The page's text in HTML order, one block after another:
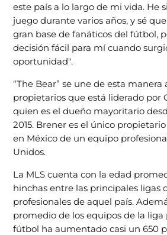
este país a lo largo de mi vida. He
juego durante varios años, y sé
gran base de fanáticos del fútbol,
decisión fácil para mí cuando
oportunidad".
“The Bear” se une de esta
propietarios que está liderado por
quien es el dueño mayoritario
2015. Brener es el único
en México de un equipo
Unidos.
La MLS cuenta con la edad
hinchas entre las principales ligas
profesionales de aquel país.
promedio de los equipos de la liga
fútbol ha aumentado casi un 650